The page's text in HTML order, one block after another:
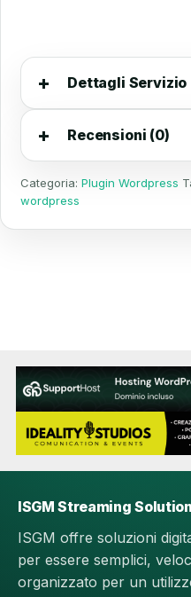
Dettagli Servizio
Recensioni (0)
Categoria: Plugin Wordpress
wordpress
ISGM Streaming Solution
ISGM offre soluzioni
per essere semplici,
organizzato per un